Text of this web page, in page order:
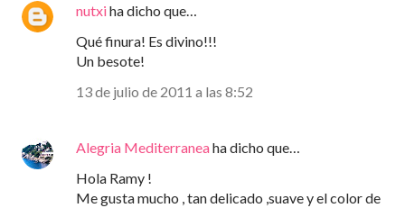
nutxiha dicho que…
Qué finura! Es divino!!!
Un besote!
13 de julio de 2011 a las 8:52
Alegria Mediterraneaha dicho que…
Hola Ramy !
Me gusta mucho , tan delicado ,suave y el color de